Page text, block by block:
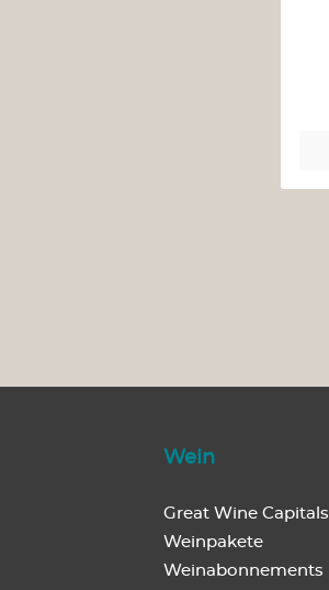
Wein
Great Wine Capitals
Weinpakete
Weinabonnements